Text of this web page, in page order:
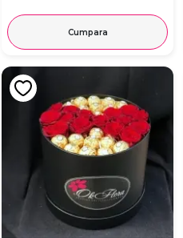
Cumpara